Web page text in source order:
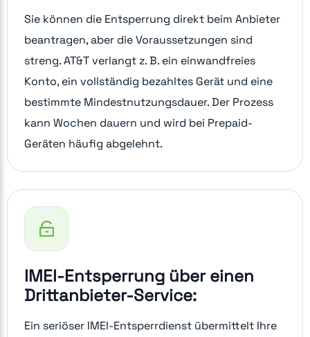
Sie können die Entsperrung direkt beim Anbieter
beantragen, aber die Voraussetzungen sind
streng. AT&T verlangt z. B. ein einwandfreies
Konto, ein vollständig bezahltes Gerät und eine
bestimmte Mindestnutzungsdauer. Der Prozess
kann Wochen dauern und wird bei Prepaid-
Geräten häufig abgelehnt.
IMEI-Entsperrung über einen
Drittanbieter-Service:
Ein seriöser IMEI-Entsperrdienst übermittelt Ihre